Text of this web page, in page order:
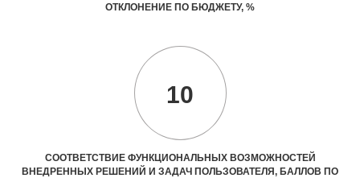
ОТКЛОНЕНИЕ ПО БЮДЖЕТУ, %
10
СООТВЕТСТВИЕ ФУНКЦИОНАЛЬНЫХ ВОЗМОЖНОСТЕЙ
ВНЕДРЕННЫХ РЕШЕНИЙ И ЗАДАЧ ПОЛЬЗОВАТЕЛЯ, БАЛЛОВ ПО